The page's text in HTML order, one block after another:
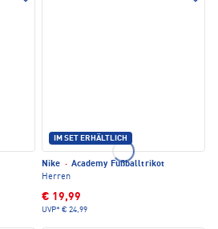
IM SET ERHÄLTLICH
Nike · Academy Fußballtrikot
Herren
€ 19,99
UVP* € 24,99